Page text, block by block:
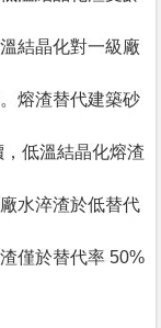
結晶化對一級廠
熔渣替代建築砂
低溫結晶化熔渣
水淬渣於低替代
僅於替代率 50%